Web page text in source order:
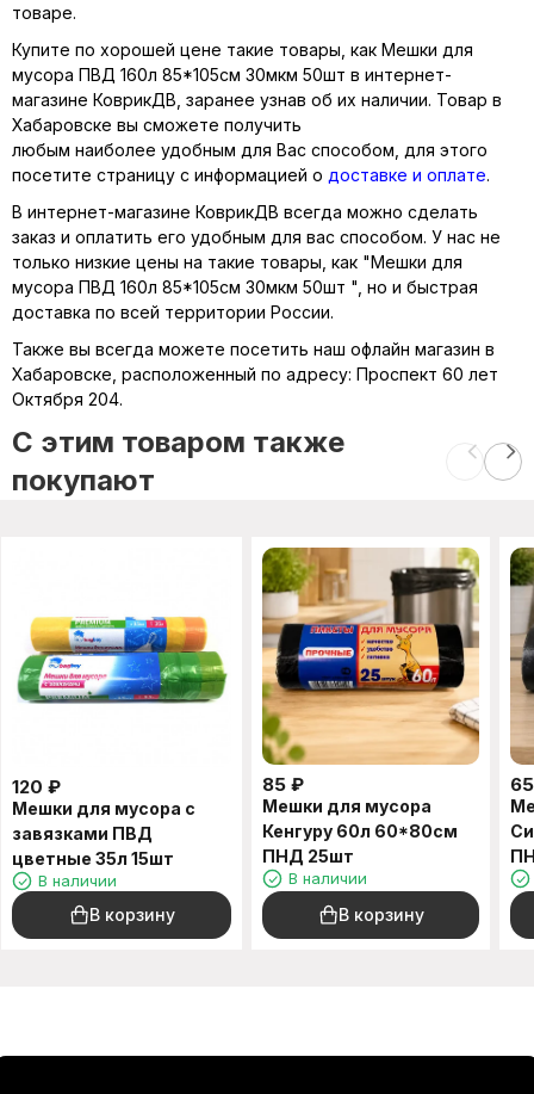
товаре.
Купите по хорошей цене такие товары, как Мешки для
мусора ПВД 160л 85*105см 30мкм 50шт в интернет-
магазине КоврикДВ, заранее узнав об их наличии. Товар в
Хабаровске вы сможете получить
любым наиболее удобным для Вас способом, для этого
посетите страницу с информацией о доставке и оплате.
В интернет-магазине КоврикДВ всегда можно сделать
заказ и оплатить его удобным для вас способом. У нас не
только низкие цены на такие товары, как "Мешки для
мусора ПВД 160л 85*105см 30мкм 50шт ", но и быстрая
доставка по всей территории России.
Также вы всегда можете посетить наш офлайн магазин в
Хабаровске, расположенный по адресу: Проспект 60 лет
Октября 204.
C этим товаром также
покупают
120 ₽
Мешки для мусора с
завязками ПВД
цветные 35л 15шт
В наличии
В корзину
85 ₽
Мешки для мусора
Кенгуру 60л 60*80см
ПНД 25шт
В наличии
В корзину
65